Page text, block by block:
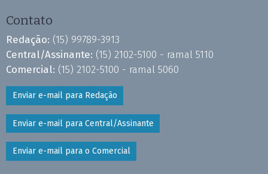
Contato
Redação: (15) 99789-3913
Central/Assinante: (15) 2102-5100 - ramal 5110
Comercial: (15) 2102-5100 - ramal 5060
Enviar e-mail para Redação
Enviar e-mail para Central/Assinante
Enviar e-mail para o Comercial